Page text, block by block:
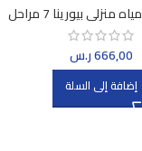
فلتر تحلية مياه منزلي بيورينا 7 مراحل
– 400 لتر يوميًا
666,00ر.س
إضافة إلى السلة